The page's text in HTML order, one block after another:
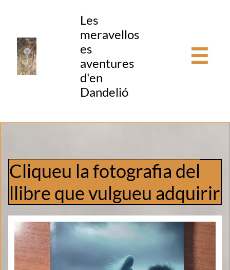
Les
meravellos
es
aventures
d'en
Dandelió

Cliqueu la fotografia del
llibre que vulgueu adquirir